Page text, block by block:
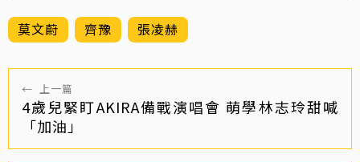
莫文蔚 齊豫 張凌赫
← 上一篇
4歲兒緊盯AKIRA備戰演唱會 萌學林志玲甜喊
「加油」